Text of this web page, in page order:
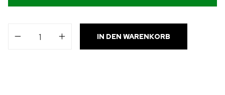
IN DEN WARENKORB